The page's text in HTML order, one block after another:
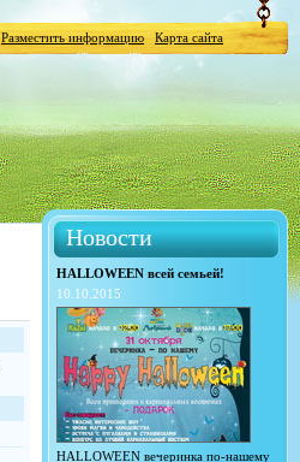
Разместить информацию Карта сайта
Новости
HALLOWEEN всей семьей!
10.10.2015
HALLOWEEN вечеринка по-нашему